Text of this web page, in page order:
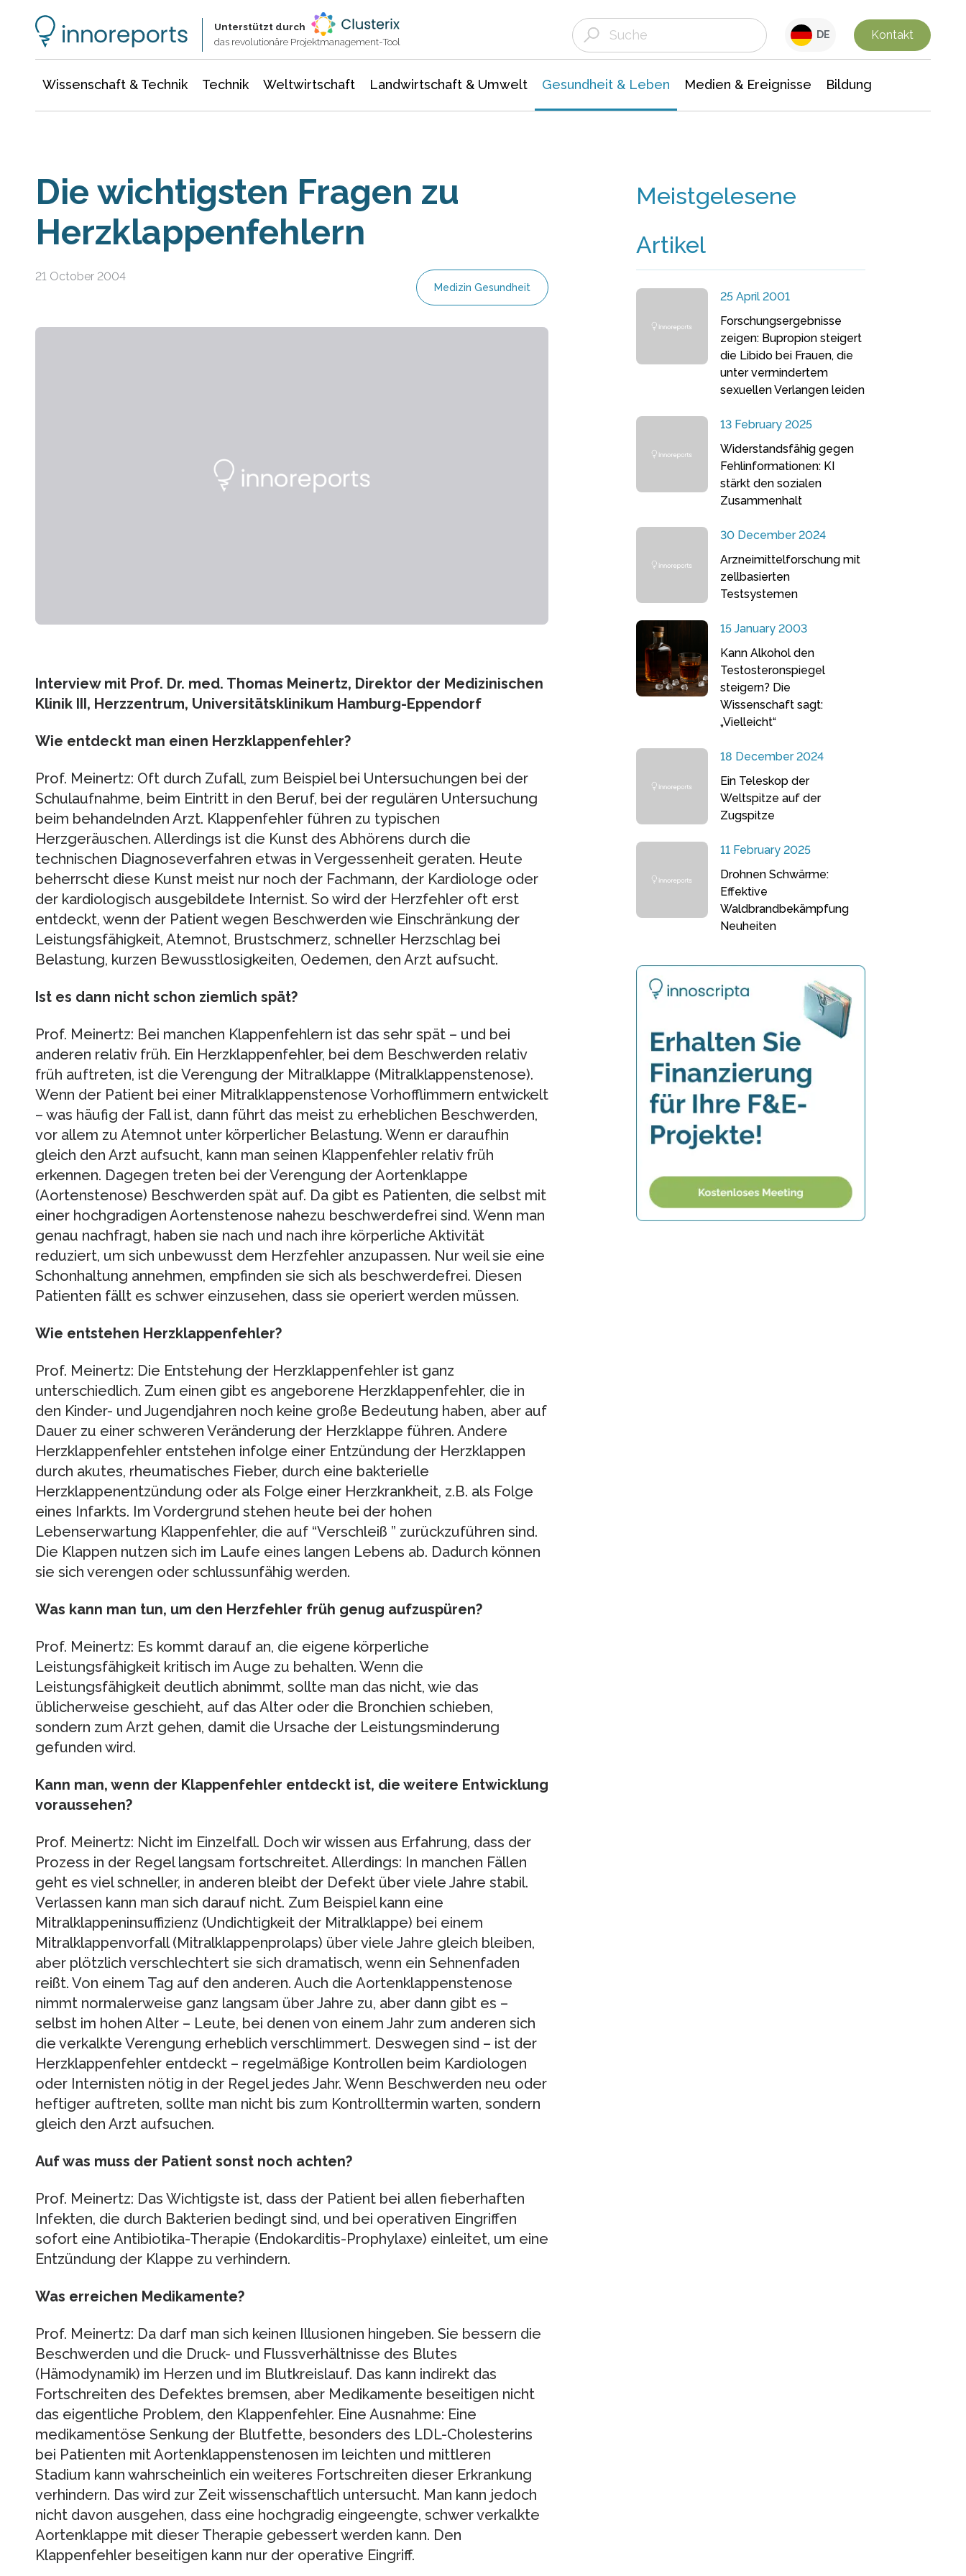
Unterstützt durch
das revolutionäre Projektmanagement-Tool
DE Kontakt
Wissenschaft & Technik Technik Weltwirtschaft Landwirtschaft & Umwelt Gesundheit & Leben Medien & Ereignisse Bildung
Die wichtigsten Fragen zu
Herzklappenfehlern
21 October 2004
Medizin Gesundheit
Interview mit Prof. Dr. med. Thomas Meinertz, Direktor der Medizinischen
Klinik III, Herzzentrum, Universitätsklinikum Hamburg-Eppendorf
Wie entdeckt man einen Herzklappenfehler?
Prof. Meinertz: Oft durch Zufall, zum Beispiel bei Untersuchungen bei der
Schulaufnahme, beim Eintritt in den Beruf, bei der regulären Untersuchung
beim behandelnden Arzt. Klappenfehler führen zu typischen
Herzgeräuschen. Allerdings ist die Kunst des Abhörens durch die
technischen Diagnoseverfahren etwas in Vergessenheit geraten. Heute
beherrscht diese Kunst meist nur noch der Fachmann, der Kardiologe oder
der kardiologisch ausgebildete Internist. So wird der Herzfehler oft erst
entdeckt, wenn der Patient wegen Beschwerden wie Einschränkung der
Leistungsfähigkeit, Atemnot, Brustschmerz, schneller Herzschlag bei
Belastung, kurzen Bewusstlosigkeiten, Oedemen, den Arzt aufsucht.
Ist es dann nicht schon ziemlich spät?
Prof. Meinertz: Bei manchen Klappenfehlern ist das sehr spät – und bei
anderen relativ früh. Ein Herzklappenfehler, bei dem Beschwerden relativ
früh auftreten, ist die Verengung der Mitralklappe (Mitralklappenstenose).
Wenn der Patient bei einer Mitralklappenstenose Vorhofflimmern entwickelt
– was häufig der Fall ist, dann führt das meist zu erheblichen Beschwerden,
vor allem zu Atemnot unter körperlicher Belastung. Wenn er daraufhin
gleich den Arzt aufsucht, kann man seinen Klappenfehler relativ früh
erkennen. Dagegen treten bei der Verengung der Aortenklappe
(Aortenstenose) Beschwerden spät auf. Da gibt es Patienten, die selbst mit
einer hochgradigen Aortenstenose nahezu beschwerdefrei sind. Wenn man
genau nachfragt, haben sie nach und nach ihre körperliche Aktivität
reduziert, um sich unbewusst dem Herzfehler anzupassen. Nur weil sie eine
Schonhaltung annehmen, empfinden sie sich als beschwerdefrei. Diesen
Patienten fällt es schwer einzusehen, dass sie operiert werden müssen.
Wie entstehen Herzklappenfehler?
Prof. Meinertz: Die Entstehung der Herzklappenfehler ist ganz
unterschiedlich. Zum einen gibt es angeborene Herzklappenfehler, die in
den Kinder- und Jugendjahren noch keine große Bedeutung haben, aber auf
Dauer zu einer schweren Veränderung der Herzklappe führen. Andere
Herzklappenfehler entstehen infolge einer Entzündung der Herzklappen
durch akutes, rheumatisches Fieber, durch eine bakterielle
Herzklappenentzündung oder als Folge einer Herzkrankheit, z.B. als Folge
eines Infarkts. Im Vordergrund stehen heute bei der hohen
Lebenserwartung Klappenfehler, die auf “Verschleiß ” zurückzuführen sind.
Die Klappen nutzen sich im Laufe eines langen Lebens ab. Dadurch können
sie sich verengen oder schlussunfähig werden.
Was kann man tun, um den Herzfehler früh genug aufzuspüren?
Prof. Meinertz: Es kommt darauf an, die eigene körperliche
Leistungsfähigkeit kritisch im Auge zu behalten. Wenn die
Leistungsfähigkeit deutlich abnimmt, sollte man das nicht, wie das
üblicherweise geschieht, auf das Alter oder die Bronchien schieben,
sondern zum Arzt gehen, damit die Ursache der Leistungsminderung
gefunden wird.
Kann man, wenn der Klappenfehler entdeckt ist, die weitere Entwicklung
voraussehen?
Prof. Meinertz: Nicht im Einzelfall. Doch wir wissen aus Erfahrung, dass der
Prozess in der Regel langsam fortschreitet. Allerdings: In manchen Fällen
geht es viel schneller, in anderen bleibt der Defekt über viele Jahre stabil.
Verlassen kann man sich darauf nicht. Zum Beispiel kann eine
Mitralklappeninsuffizienz (Undichtigkeit der Mitralklappe) bei einem
Mitralklappenvorfall (Mitralklappenprolaps) über viele Jahre gleich bleiben,
aber plötzlich verschlechtert sie sich dramatisch, wenn ein Sehnenfaden
reißt. Von einem Tag auf den anderen. Auch die Aortenklappenstenose
nimmt normalerweise ganz langsam über Jahre zu, aber dann gibt es –
selbst im hohen Alter – Leute, bei denen von einem Jahr zum anderen sich
die verkalkte Verengung erheblich verschlimmert. Deswegen sind – ist der
Herzklappenfehler entdeckt – regelmäßige Kontrollen beim Kardiologen
oder Internisten nötig in der Regel jedes Jahr. Wenn Beschwerden neu oder
heftiger auftreten, sollte man nicht bis zum Kontrolltermin warten, sondern
gleich den Arzt aufsuchen.
Auf was muss der Patient sonst noch achten?
Prof. Meinertz: Das Wichtigste ist, dass der Patient bei allen fieberhaften
Infekten, die durch Bakterien bedingt sind, und bei operativen Eingriffen
sofort eine Antibiotika-Therapie (Endokarditis-Prophylaxe) einleitet, um eine
Entzündung der Klappe zu verhindern.
Was erreichen Medikamente?
Prof. Meinertz: Da darf man sich keinen Illusionen hingeben. Sie bessern die
Beschwerden und die Druck- und Flussverhältnisse des Blutes
(Hämodynamik) im Herzen und im Blutkreislauf. Das kann indirekt das
Fortschreiten des Defektes bremsen, aber Medikamente beseitigen nicht
das eigentliche Problem, den Klappenfehler. Eine Ausnahme: Eine
medikamentöse Senkung der Blutfette, besonders des LDL-Cholesterins
bei Patienten mit Aortenklappenstenosen im leichten und mittleren
Stadium kann wahrscheinlich ein weiteres Fortschreiten dieser Erkrankung
verhindern. Das wird zur Zeit wissenschaftlich untersucht. Man kann jedoch
nicht davon ausgehen, dass eine hochgradig eingeengte, schwer verkalkte
Aortenklappe mit dieser Therapie gebessert werden kann. Den
Klappenfehler beseitigen kann nur der operative Eingriff.
Meistgelesene
Artikel
25 April 2001
Forschungsergebnisse
zeigen: Bupropion steigert
die Libido bei Frauen, die
unter vermindertem
sexuellen Verlangen leiden
13 February 2025
Widerstandsfähig gegen
Fehlinformationen: KI
stärkt den sozialen
Zusammenhalt
30 December 2024
Arzneimittelforschung mit
zellbasierten
Testsystemen
15 January 2003
Kann Alkohol den
Testosteronspiegel
steigern? Die
Wissenschaft sagt:
„Vielleicht“
18 December 2024
Ein Teleskop der
Weltspitze auf der
Zugspitze
11 February 2025
Drohnen Schwärme:
Effektive
Waldbrandbekämpfung
Neuheiten